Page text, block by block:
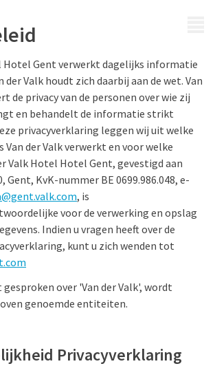
Hotel Gent verwerkt dagelijks informatie
der Valk houdt zich daarbij aan de wet. Van
de privacy van de personen over wie zij
en behandelt de informatie strikt
privacyverklaring leggen wij uit welke
Van der Valk verwerkt en voor welke
Valk Hotel Hotel Gent, gevestigd aan
Gent, KvK-nummer BE 0699.986.048, e-
, is
voor de verwerking en opslag
Indien u vragen heeft over de
kunt u zich wenden tot
over 'Van der Valk', wordt
genoemde entiteiten.
Privacyverklaring